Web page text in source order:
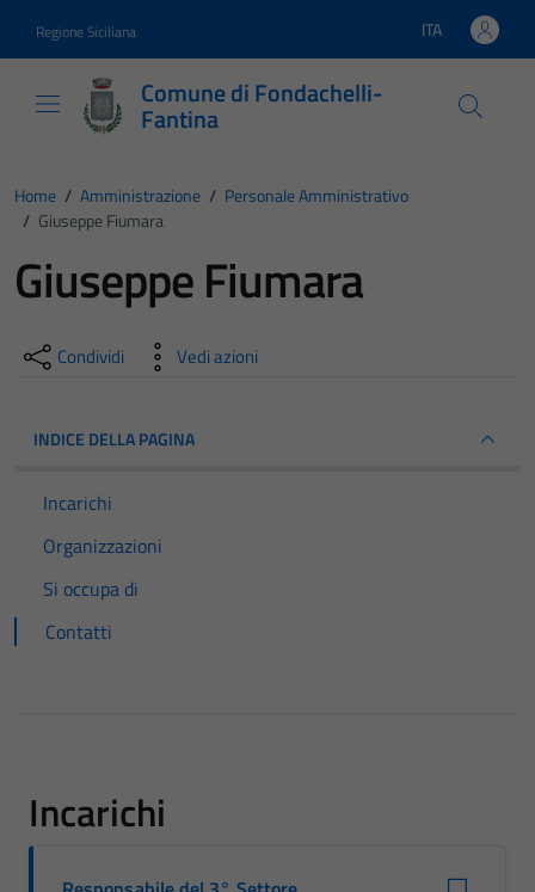
Regione Siciliana Lingua attiva:
ITA
Comune di Fondachelli-
Fantina
Home / Amministrazione / Personale Amministrativo
/ Giuseppe Fiumara
Giuseppe Fiumara
Condividi Vedi azioni
INDICE DELLA PAGINA
Incarichi
Organizzazioni
Si occupa di
Contatti
Incarichi